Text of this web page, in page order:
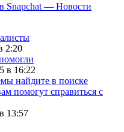
Snapchat — Новости
2:20
в 16:22
найдите в поиске
помогут справиться с
13:57